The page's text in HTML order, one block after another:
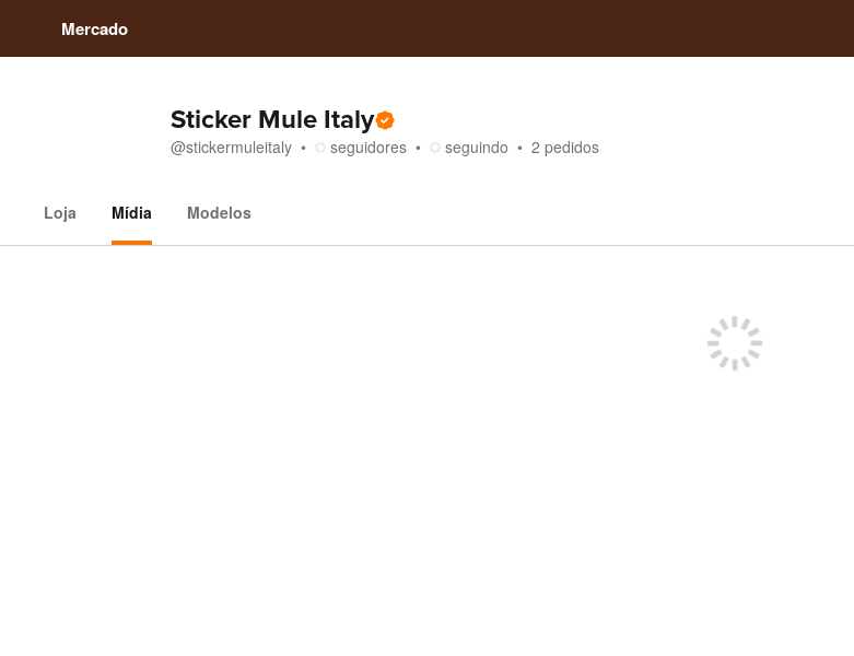
Mercado
Sticker Mule Italy
@stickermuleitaly seguidores seguindo 2 pedidos
Loja Mídia Modelos